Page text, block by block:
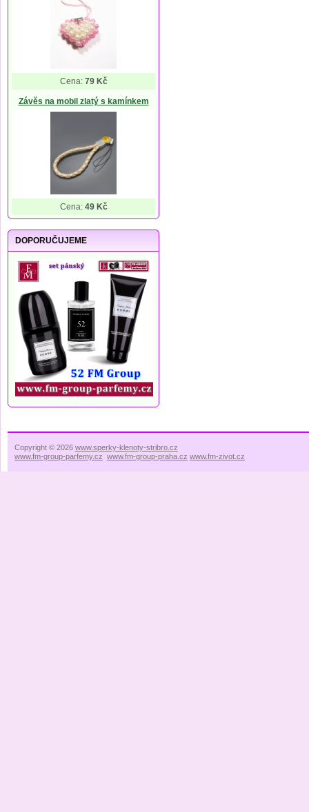
Cena: 79 Kč
Závěs na mobil zlatý s kamínkem
Cena: 49 Kč
DOPORUČUJEME
Copyright © 2026 www.sperky-klenoty-stribro.cz
www.fm-group-parfemy.cz www.fm-group-praha.cz www.fm-zivot.cz